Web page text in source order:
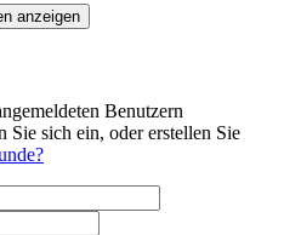
anzeigen
Benutzern
Sie sich ein, oder erstellen Sie